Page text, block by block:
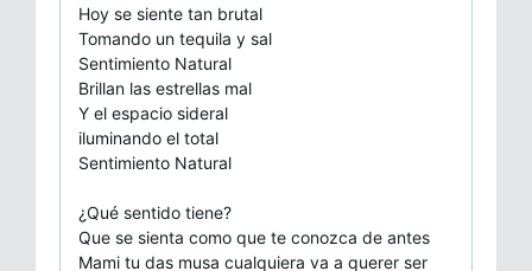
Hoy se siente tan brutal
Tomando un tequila y sal
Sentimiento Natural
Brillan las estrellas mal
Y el espacio sideral
iluminando el total
Sentimiento Natural
¿Qué sentido tiene?
Que se sienta como que te conozca de antes
Mami tu das musa cualquiera va a querer ser